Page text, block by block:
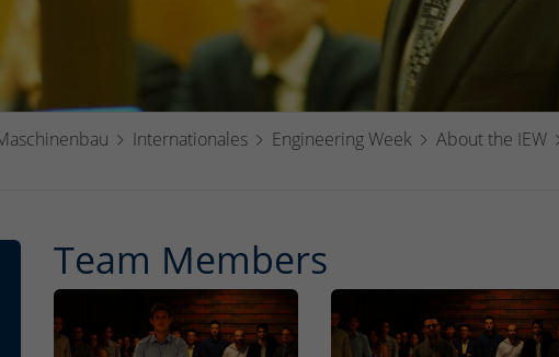
Internationales Engineering Week About the IEW
Team Members